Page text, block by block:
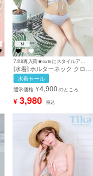
[水着] ホルターネック クロス
デザイン ハイウエスト お腹カ
バー リボン シンプル 無地 白
ホワイト ビキニ (みゆう着用)
[tk-swmyy2022]
水着セール
通常価格 ¥4,900のところ
¥ 3,980 税込